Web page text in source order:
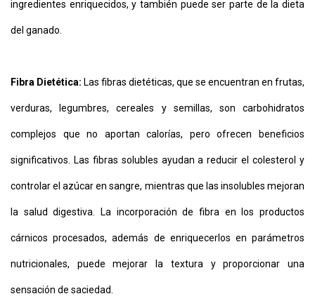
ingredientes enriquecidos, y también puede ser parte de la dieta
del ganado.
Fibra Dietética: Las fibras dietéticas, que se encuentran en frutas,
verduras, legumbres, cereales y semillas, son carbohidratos
complejos que no aportan calorías, pero ofrecen beneficios
significativos. Las fibras solubles ayudan a reducir el colesterol y
controlar el azúcar en sangre, mientras que las insolubles mejoran
la salud digestiva. La incorporación de fibra en los productos
cárnicos procesados, además de enriquecerlos en parámetros
nutricionales, puede mejorar la textura y proporcionar una
sensación de saciedad.